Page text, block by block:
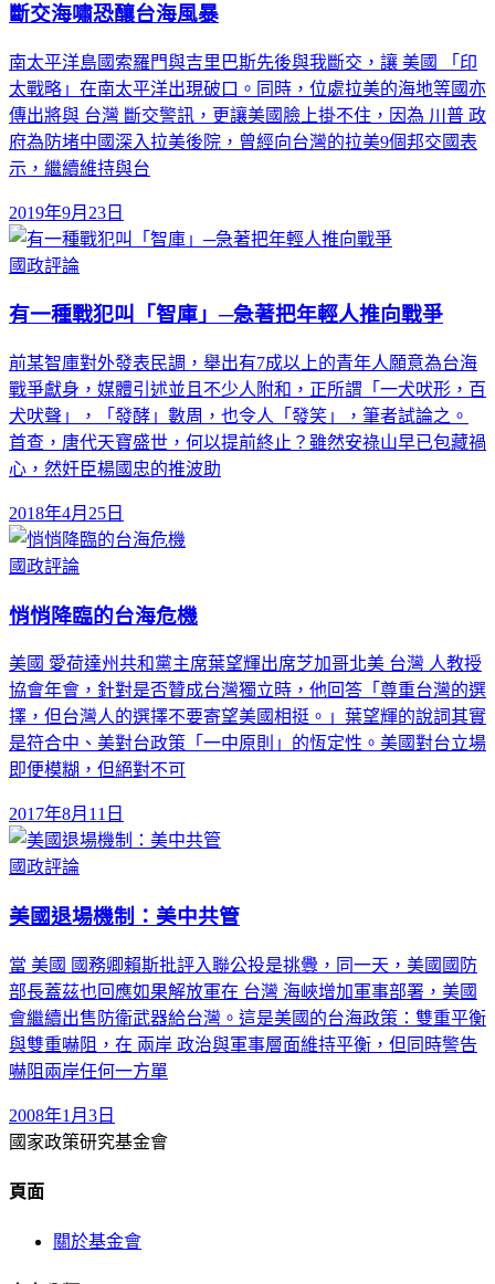
斷交海嘯恐釀台海風暴
南太平洋島國索羅門與吉里巴斯先後與我斷交，讓 美國 「印
太戰略」在南太平洋出現破口。同時，位處拉美的海地等國亦
傳出將與 台灣 斷交警訊，更讓美國臉上掛不住，因為 川普 政
府為防堵中國深入拉美後院，曾經向台灣的拉美9個邦交國表
示，繼續維持與台
2019年9月23日
國政評論
有一種戰犯叫「智庫」─急著把年輕人推向戰爭
前某智庫對外發表民調，舉出有7成以上的青年人願意為台海
戰爭獻身，媒體引述並且不少人附和，正所謂「一犬吠形，百
犬吠聲」，「發酵」數周，也令人「發笑」，筆者試論之。
首查，唐代天寶盛世，何以提前終止？雖然安祿山早已包藏禍
心，然奸臣楊國忠的推波助
2018年4月25日
國政評論
悄悄降臨的台海危機
美國 愛荷達州共和黨主席葉望輝出席芝加哥北美 台灣 人教授
協會年會，針對是否贊成台灣獨立時，他回答「尊重台灣的選
擇，但台灣人的選擇不要寄望美國相挺。」葉望輝的說詞其實
是符合中、美對台政策「一中原則」的恆定性。美國對台立場
即便模糊，但絕對不可
2017年8月11日
國政評論
美國退場機制：美中共管
當 美國 國務卿賴斯批評入聯公投是挑釁，同一天，美國國防
部長蓋茲也回應如果解放軍在 台灣 海峽增加軍事部署，美國
會繼續出售防衛武器給台灣。這是美國的台海政策：雙重平衡
與雙重嚇阻，在 兩岸 政治與軍事層面維持平衡，但同時警告
嚇阻兩岸任何一方單
2008年1月3日
國家政策研究基金會
頁面
關於基金會